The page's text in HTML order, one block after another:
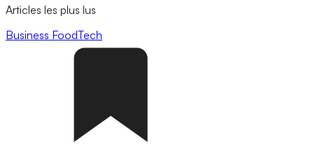
Articles les plus lus
Business FoodTech